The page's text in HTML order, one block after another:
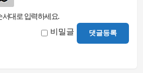
대로 입력하세요.
비밀글 댓글등록